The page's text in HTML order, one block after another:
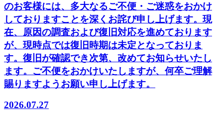
のお客様には、多大なるご不便・ご迷惑をおかけ
しておりますことを深くお詫び申し上げます。現
在、原因の調査および復旧対応を進めております
が、現時点では復旧時期は未定となっておりま
す。復旧が確認でき次第、改めてお知らせいたし
ます。ご不便をおかけいたしますが、何卒ご理解
賜りますようお願い申し上げます。
2026.07.27